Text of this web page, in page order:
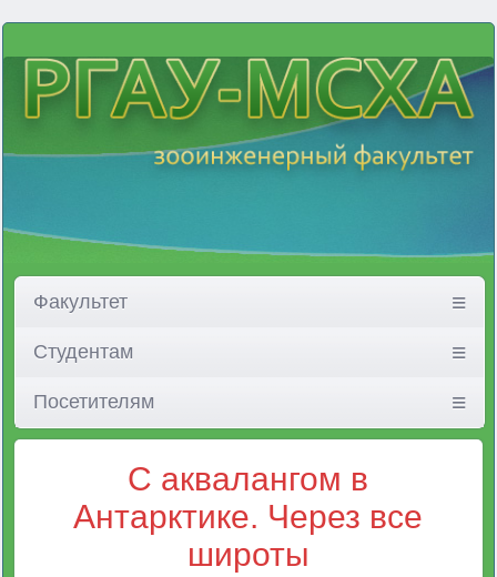
Факультет
Студентам
Посетителям
С аквалангом в
Антарктике. Через все
широты